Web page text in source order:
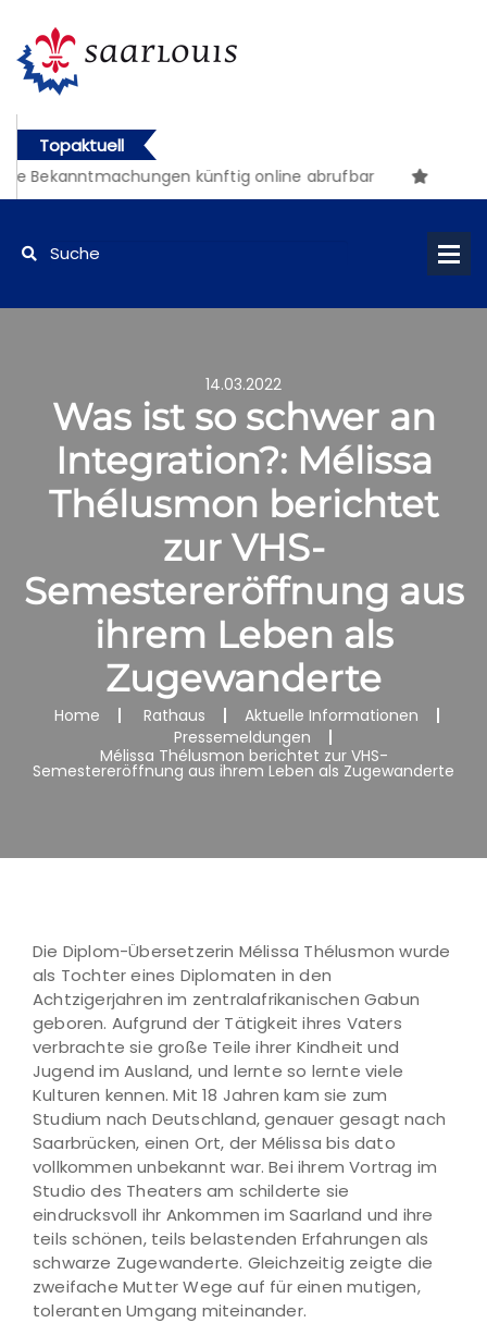
Topaktuell
künftig online abrufbar
14.03.2022
Was ist so schwer an
Integration?: Mélissa
Thélusmon berichtet
zur VHS-
Semestereröffnung aus
ihrem Leben als
Zugewanderte
Home Rathaus
Aktuelle Informationen
Pressemeldungen
Mélissa Thélusmon berichtet zur VHS-
Semestereröffnung aus ihrem Leben als Zugewanderte
Die Diplom-Übersetzerin Mélissa Thélusmon wurde
als Tochter eines Diplomaten in den
Achtzigerjahren im zentralafrikanischen Gabun
geboren. Aufgrund der Tätigkeit ihres Vaters
verbrachte sie große Teile ihrer Kindheit und
Jugend im Ausland, und lernte so lernte viele
Kulturen kennen. Mit 18 Jahren kam sie zum
Studium nach Deutschland, genauer gesagt nach
Saarbrücken, einen Ort, der Mélissa bis dato
vollkommen unbekannt war. Bei ihrem Vortrag im
Studio des Theaters am schilderte sie
eindrucksvoll ihr Ankommen im Saarland und ihre
teils schönen, teils belastenden Erfahrungen als
schwarze Zugewanderte. Gleichzeitig zeigte die
zweifache Mutter Wege auf für einen mutigen,
toleranten Umgang miteinander.